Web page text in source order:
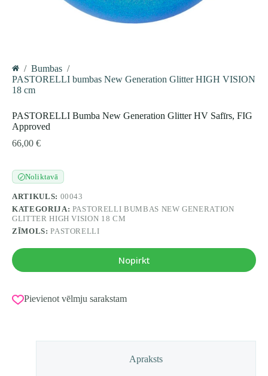
Home
/ Bumbas /
PASTORELLI bumbas New Generation Glitter HIGH VISION
18 cm
PASTORELLI Bumba New Generation Glitter HV Safīrs, FIG
Approved
66,00 €
✓Noliktavā
ARTIKULS: 00043
KATEGORIJA: PASTORELLI BUMBAS NEW GENERATION
GLITTER HIGH VISION 18 CM
ZĪMOLS:PASTORELLI
Nopirkt
Pievienot vēlmju sarakstam
Apraksts